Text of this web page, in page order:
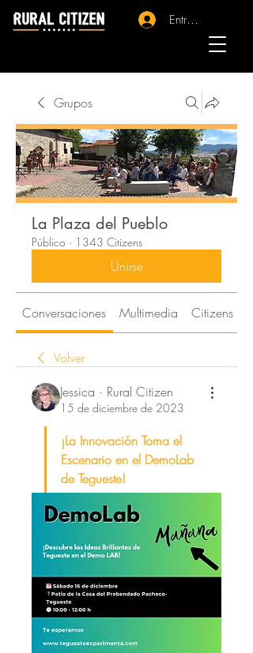
Entrar - Registro
Grupos
La Plaza del Pueblo
Público · 1343 Citizens
Unirse
Conversaciones Multimedia Citizens
Volver
Jessica · Rural Citizen
15 de diciembre de 2023
¡La Innovación Toma el
Escenario en el DemoLab
de Tegueste!